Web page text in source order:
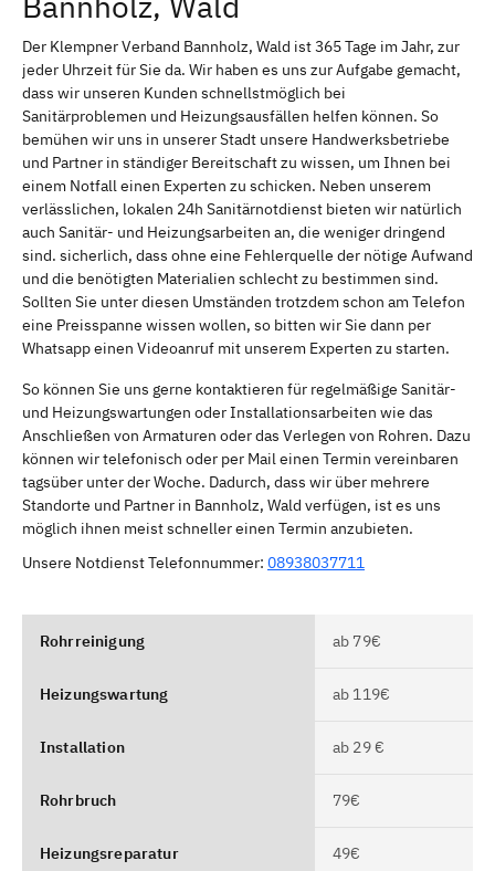
Der Klempner Verband Bannholz, Wald ist 365 Tage im Jahr, zur
jeder Uhrzeit für Sie da. Wir haben es uns zur Aufgabe gemacht,
dass wir unseren Kunden schnellstmöglich bei
Sanitärproblemen und Heizungsausfällen helfen können. So
bemühen wir uns in unserer Stadt unsere Handwerksbetriebe
und Partner in ständiger Bereitschaft zu wissen, um Ihnen bei
einem Notfall einen Experten zu schicken. Neben unserem
verlässlichen, lokalen 24h Sanitärnotdienst bieten wir natürlich
auch Sanitär- und Heizungsarbeiten an, die weniger dringend
sind. sicherlich, dass ohne eine Fehlerquelle der nötige Aufwand
und die benötigten Materialien schlecht zu bestimmen sind.
Sollten Sie unter diesen Umständen trotzdem schon am Telefon
eine Preisspanne wissen wollen, so bitten wir Sie dann per
Whatsapp einen Videoanruf mit unserem Experten zu starten.
So können Sie uns gerne kontaktieren für regelmäßige Sanitär-
und Heizungswartungen oder Installationsarbeiten wie das
Anschließen von Armaturen oder das Verlegen von Rohren. Dazu
können wir telefonisch oder per Mail einen Termin vereinbaren
tagsüber unter der Woche. Dadurch, dass wir über mehrere
Standorte und Partner in Bannholz, Wald verfügen, ist es uns
möglich ihnen meist schneller einen Termin anzubieten.
Unsere Notdienst Telefonnummer: 08938037711
Rohrreinigung ab 79€
Heizungswartung ab 119€
Installation ab 29 €
Rohrbruch 79€
Heizungsreparatur 49€